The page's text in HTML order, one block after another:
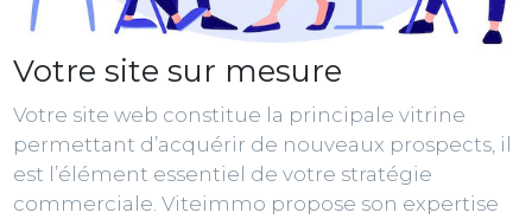
Votre site sur mesure
Votre site web constitue la principale vitrine
permettant d’acquérir de nouveaux prospects, il
est l’élément essentiel de votre stratégie
commerciale. Viteimmo propose son expertise